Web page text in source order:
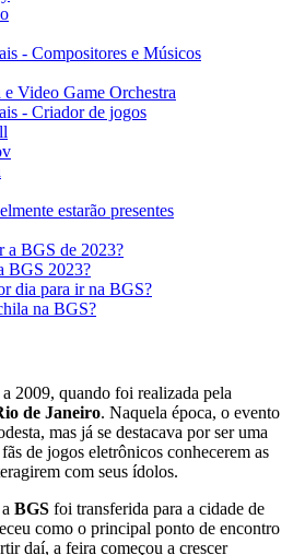
- Compositores e Músicos
e Video Game Orchestra
- Criador de jogos
estarão presentes
a BGS de 2023?
BGS 2023?
dia para ir na BGS?
na BGS?
2009, quando foi realizada pela
de Janeiro. Naquela época, o evento
mas já se destacava por ser uma
de jogos eletrônicos conhecerem as
com seus ídolos.
BGS foi transferida para a cidade de
como o principal ponto de encontro
daí, a feira começou a crescer